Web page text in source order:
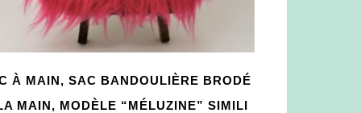
À MAIN, SAC BANDOULIÈRE BRODÉ
MAIN, MODÈLE “MÉLUZINE” SIMILI